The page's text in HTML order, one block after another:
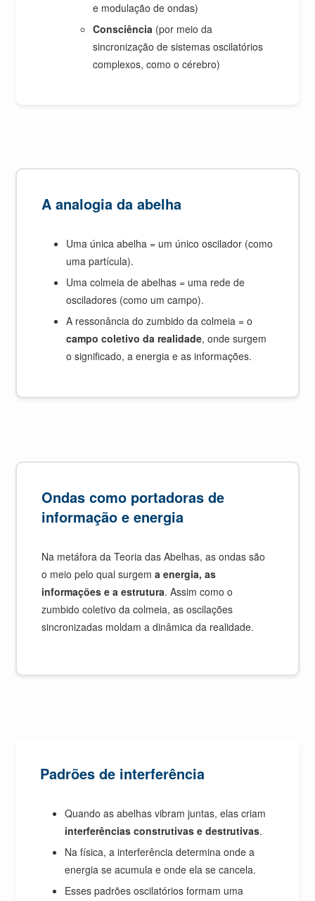
e modulação de ondas)
Consciência (por meio da
sincronização de sistemas oscilatórios
complexos, como o cérebro)
A analogia da abelha
Uma única abelha = um único oscilador (como
uma partícula).
Uma colmeia de abelhas = uma rede de
osciladores (como um campo).
A ressonância do zumbido da colmeia = o
campo coletivo da realidade, onde surgem
o significado, a energia e as informações.
Ondas como portadoras de
informação e energia
Na metáfora da Teoria das Abelhas, as ondas são
o meio pelo qual surgema energia, as
informações e a estrutura. Assim como o
zumbido coletivo da colmeia, as oscilações
sincronizadas moldam a dinâmica da realidade.
Padrões de interferência
Quando as abelhas vibram juntas, elas criam
interferências construtivas e destrutivas.
Na física, a interferência determina onde a
energia se acumula e onde ela se cancela.
Esses padrões oscilatórios formam uma